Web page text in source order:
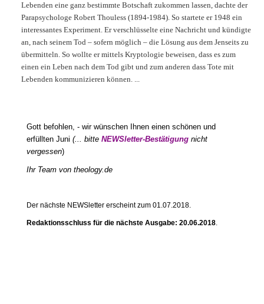
Lebenden eine ganz bestimmte Botschaft zukommen lassen, dachte der
Parapsychologe Robert Thouless (1894-1984). So startete er 1948 ein
interessantes Experiment. Er verschlüsselte eine Nachricht und kündigte
an, nach seinem Tod – sofern möglich – die Lösung aus dem Jenseits zu
übermitteln. So wollte er mittels Kryptologie beweisen, dass es zum
einen ein Leben nach dem Tod gibt und zum anderen dass Tote mit
Lebenden kommunizieren können. ...
Gott befohlen, - wir wünschen Ihnen einen schönen und
erfüllten Juni (... bitte NEWSletter-Bestätigung nicht
vergessen)
Ihr Team von theology.de
Der nächste NEWSletter erscheint zum 01.07.2018.
Redaktionsschluss für die nächste Ausgabe: 20.06.2018.